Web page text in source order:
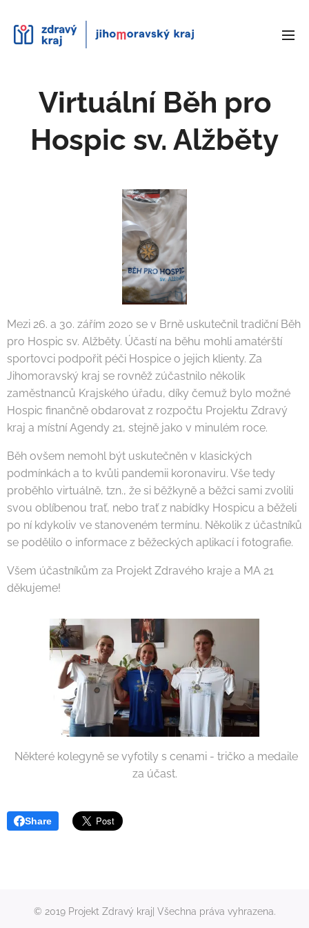
Virtuální Běh pro
Hospic sv. Alžběty
Mezi 26. a 30. zářím 2020 se v Brně uskutečnil tradiční Běh
pro Hospic sv. Alžběty. Účastí na běhu mohli amatérští
sportovci podpořit péči Hospice o jejich klienty. Za
Jihomoravský kraj se rovněž zúčastnilo několik
zaměstnanců Krajského úřadu, díky čemuž bylo možné
Hospic finančně obdarovat z rozpočtu Projektu Zdravý
kraj a místní Agendy 21, stejně jako v minulém roce.
Běh ovšem nemohl být uskutečněn v klasických
podmínkách a to kvůli pandemii koronaviru. Vše tedy
proběhlo virtuálně, tzn., že si běžkyně a běžci sami zvolili
svou oblíbenou trať, nebo trať z nabídky Hospicu a běželi
po ní kdykoliv ve stanoveném termínu. Několik z účastníků
se podělilo o informace z běžeckých aplikací i fotografie.
Všem účastníkům za Projekt Zdravého kraje a MA 21
děkujeme!
Některé kolegyně se vyfotily s cenami - tričko a medaile
za účast.
Share
© 2019 Projekt Zdravý kraj| Všechna práva vyhrazena.